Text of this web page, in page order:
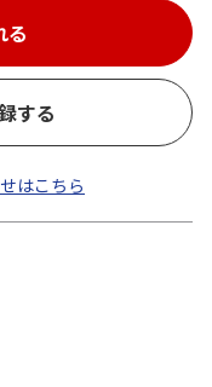
る
する
はこちら